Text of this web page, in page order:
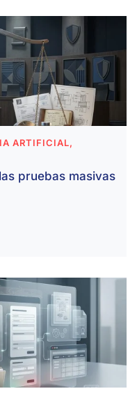
ARTIFICIAL,
pruebas masivas